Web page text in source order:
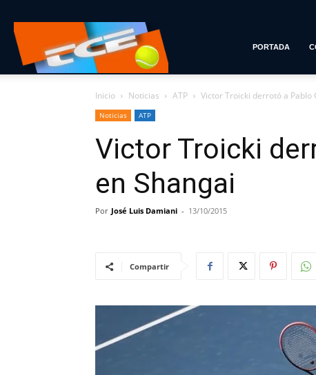
con
Estilo
PORTADA
Inicio Noticias ATP Victor Troicki derrotó a Pablo
Noticias ATP
Victor Troicki
en Shangai
Por José Luis Damiani - 13/10/2015
Compartir